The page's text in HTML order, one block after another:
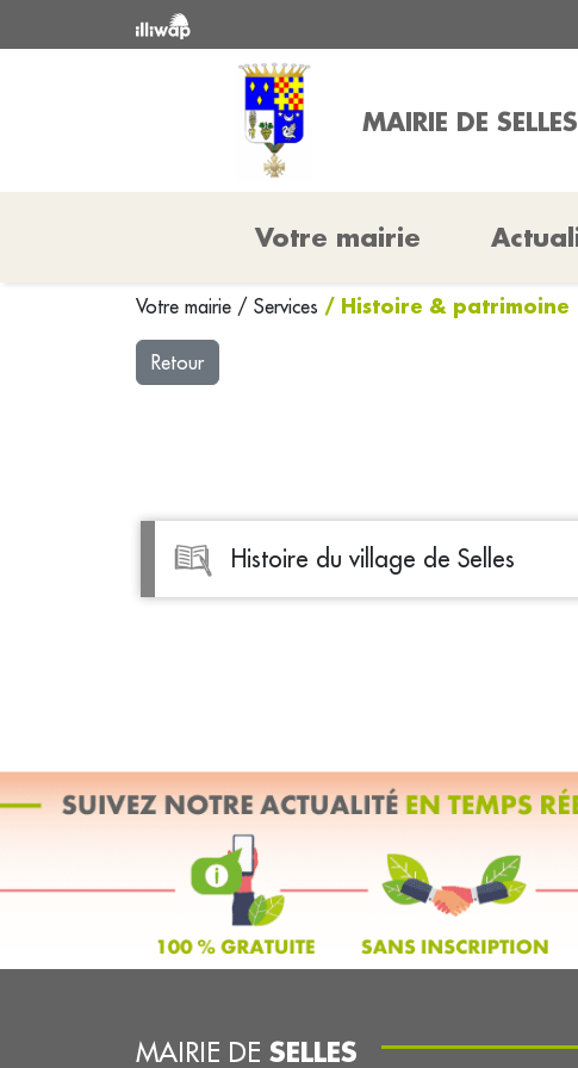
MAIRIE DE SELLES
Votre mairie
Votre mairie / Services / Histoire & patrimoine
Retour
Histoire du village de Selles
MAIRIE DE SELLES